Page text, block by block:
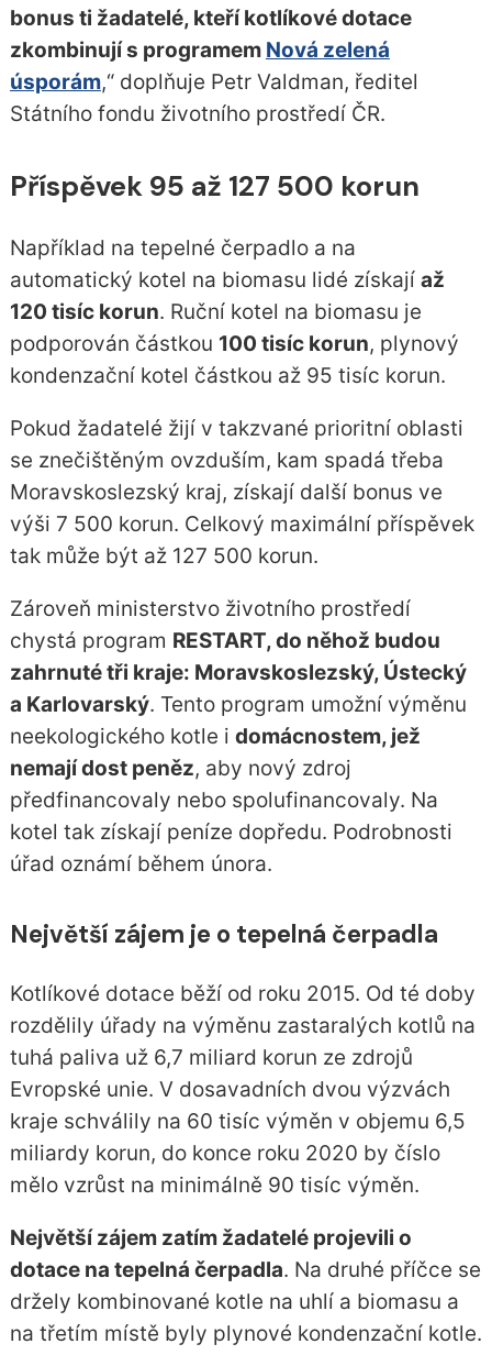
bonus ti žadatelé, kteří kotlíkové dotace
zkombinují s programem Nová zelená
úsporám,“ doplňuje Petr Valdman, ředitel
Státního fondu životního prostředí ČR.
Příspěvek 95 až 127 500 korun
Například na tepelné čerpadlo a na
automatický kotel na biomasu lidé získají až
120 tisíc korun. Ruční kotel na biomasu je
podporován částkou 100 tisíc korun, plynový
kondenzační kotel částkou až 95 tisíc korun.
Pokud žadatelé žijí v takzvané prioritní oblasti
se znečištěným ovzduším, kam spadá třeba
Moravskoslezský kraj, získají další bonus ve
výši 7 500 korun. Celkový maximální příspěvek
tak může být až 127 500 korun.
Zároveň ministerstvo životního prostředí
chystá program RESTART, do něhož budou
zahrnuté tři kraje: Moravskoslezský, Ústecký
a Karlovarský. Tento program umožní výměnu
neekologického kotle i domácnostem, jež
nemají dost peněz, aby nový zdroj
předfinancovaly nebo spolufinancovaly. Na
kotel tak získají peníze dopředu. Podrobnosti
úřad oznámí během února.
Největší zájem je o tepelná čerpadla
Kotlíkové dotace běží od roku 2015. Od té doby
rozdělily úřady na výměnu zastaralých kotlů na
tuhá paliva už 6,7 miliard korun ze zdrojů
Evropské unie. V dosavadních dvou výzvách
kraje schválily na 60 tisíc výměn v objemu 6,5
miliardy korun, do konce roku 2020 by číslo
mělo vzrůst na minimálně 90 tisíc výměn.
Největší zájem zatím žadatelé projevili o
dotace na tepelná čerpadla. Na druhé příčce se
držely kombinované kotle na uhlí a biomasu a
na třetím místě byly plynové kondenzační kotle.